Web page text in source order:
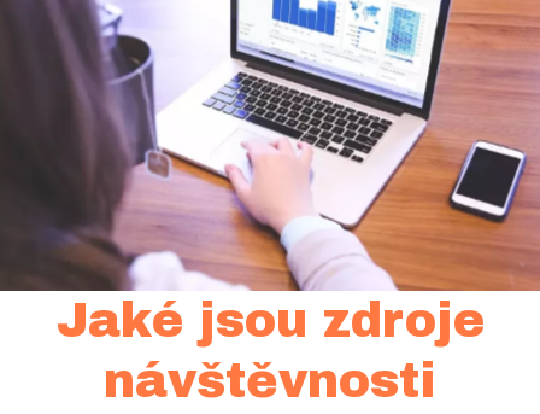
Jaké jsou zdroje
návštěvnosti